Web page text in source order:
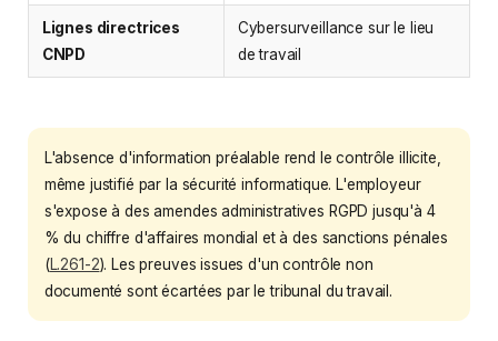
Lignes directrices
CNPD
Cybersurveillance sur le lieu
de travail
L'absence d'information préalable rend le contrôle illicite,
même justifié par la sécurité informatique. L'employeur
s'expose à des amendes administratives RGPD jusqu'à 4
% du chiffre d'affaires mondial et à des sanctions pénales
(L.261-2). Les preuves issues d'un contrôle non
documenté sont écartées par le tribunal du travail.